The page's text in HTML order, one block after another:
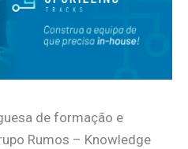
de formação e
Rumos – Knowledge